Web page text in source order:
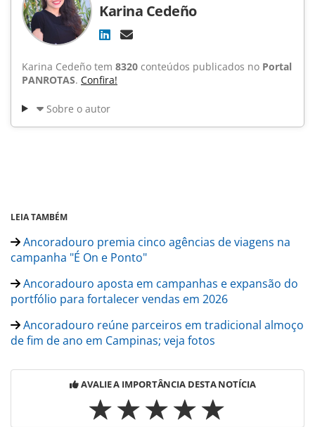
Karina Cedeño
Karina Cedeño tem 8320 conteúdos publicados no Portal
PANROTAS. Confira!
Sobre o autor
LEIA TAMBÉM
Ancoradouro premia cinco agências de viagens na
campanha "É On e Ponto"
Ancoradouro aposta em campanhas e expansão do
portfólio para fortalecer vendas em 2026
Ancoradouro reúne parceiros em tradicional almoço
de fim de ano em Campinas; veja fotos
AVALIE A IMPORTÂNCIA DESTA NOTÍCIA